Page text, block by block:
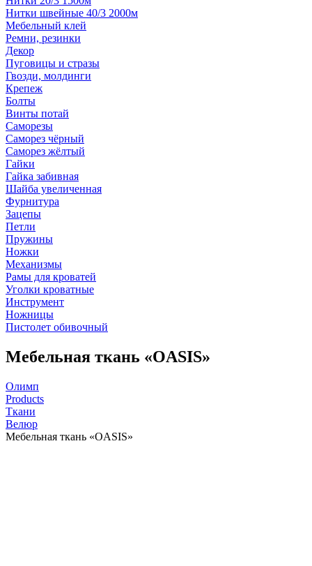
Нитки швейные 40/3 2000м
Мебельный клей
Ремни, резинки
Декор
Пуговицы и стразы
Гвозди, молдинги
Крепеж
Болты
Винты потай
Саморезы
Саморез чёрный
Саморез жёлтый
Гайки
Гайка забивная
Шайба увеличенная
Фурнитура
Зацепы
Петли
Пружины
Ножки
Механизмы
Рамы для кроватей
Уголки кроватные
Инструмент
Ножницы
Пистолет обивочный
Мебельная ткань «OASIS»
Олимп
Products
Ткани
Велюр
Мебельная ткань «OASIS»